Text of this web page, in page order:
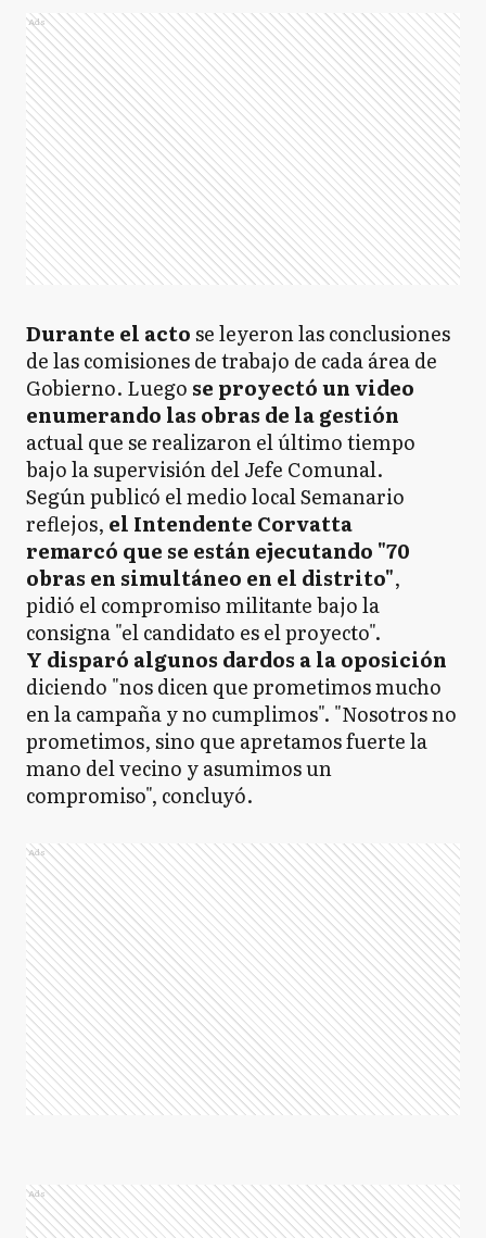
Ads
Durante el actose leyeron las conclusiones
de las comisiones de trabajo de cada área de
Gobierno. Luego se proyectó un video
enumerando las obras de la gestión
actual que se realizaron el último tiempo
bajo la supervisión del Jefe Comunal.
Según publicó el medio local Semanario
reflejos, el Intendente Corvatta
remarcó que se están ejecutando "70
obras en simultáneo en el distrito",
pidió el compromiso militante bajo la
consigna "el candidato es el proyecto".
Y disparó algunos dardos a la oposición
diciendo "nos dicen que prometimos mucho
en la campaña y no cumplimos". "Nosotros no
prometimos, sino que apretamos fuerte la
mano del vecino y asumimos un
compromiso", concluyó.
Ads
Ads